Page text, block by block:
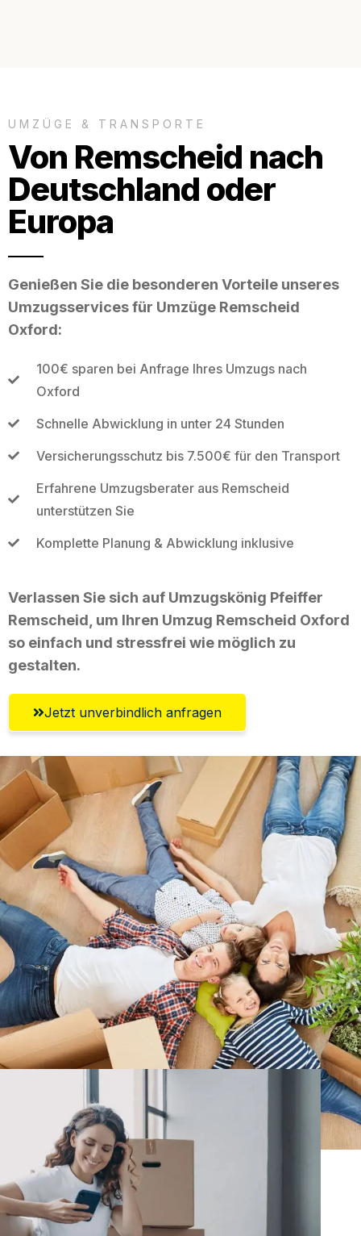
UMZÜGE & TRANSPORTE
Von Remscheid nach
Deutschland oder
Europa
Genießen Sie die besonderen Vorteile unseres
Umzugsservices für Umzüge Remscheid
Oxford:
100€ sparen bei Anfrage Ihres Umzugs nach
Oxford
Schnelle Abwicklung in unter 24 Stunden
Versicherungsschutz bis 7.500€ für den Transport
Erfahrene Umzugsberater aus Remscheid
unterstützen Sie
Komplette Planung & Abwicklung inklusive
Verlassen Sie sich auf Umzugskönig Pfeiffer
Remscheid, um Ihren Umzug Remscheid Oxford
so einfach und stressfrei wie möglich zu
gestalten.
Jetzt unverbindlich anfragen